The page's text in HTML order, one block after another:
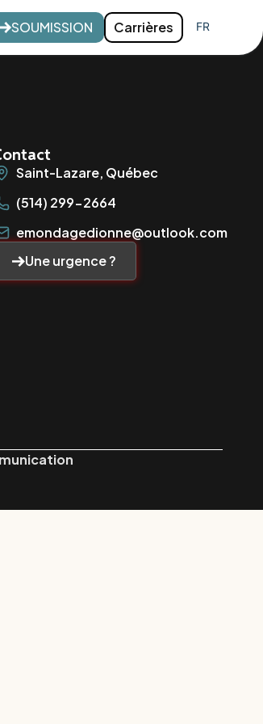
SOUMISSION Carrières
FR
EN
Saint-Lazare, Québec
(514) 299-2664
emondagedionne@outlook.com
Une urgence ?